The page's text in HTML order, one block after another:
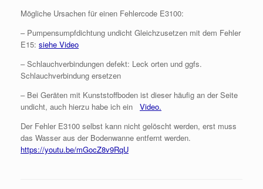
Mögliche Ursachen für einen Fehlercode E3100:
– Pumpensumpfdichtung undicht Gleichzusetzen mit dem Fehler
E15: siehe Video
– Schlauchverbindungen defekt: Leck orten und ggfs.
Schlauchverbindung ersetzen
– Bei Geräten mit Kunststoffboden ist dieser häufig an der Seite
undicht, auch hierzu habe ich ein Video.
Der Fehler E3100 selbst kann nicht gelöscht werden, erst muss
das Wasser aus der Bodenwanne entfernt werden.
https://youtu.be/mGocZ8v9RqU